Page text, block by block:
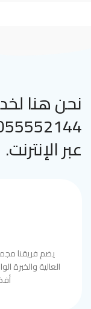
نحن هنا
عبر الإنترنت.
يضم فريقنا
العالية والخبرة